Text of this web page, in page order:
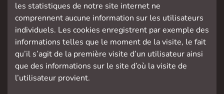
les statistiques de notre site internet ne
comprennent aucune information sur les utilisateurs
individuels. Les cookies enregistrent par exemple des
informations telles que le moment de la visite, le fait
qu’il s’agit de la première visite d’un utilisateur ainsi
que des informations sur le site d’où la visite de
l’utilisateur provient.